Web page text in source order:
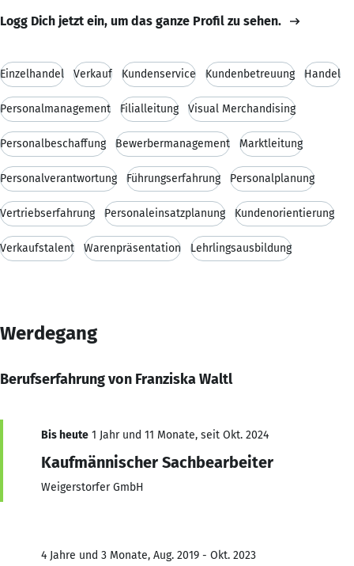
Logg Dich jetzt ein, um das ganze Profil zu sehen.
Einzelhandel Verkauf Kundenservice Kundenbetreuung Handel
Personalmanagement Filialleitung Visual Merchandising
Personalbeschaffung Bewerbermanagement Marktleitung
Personalverantwortung Führungserfahrung Personalplanung
Vertriebserfahrung Personaleinsatzplanung Kundenorientierung
Verkaufstalent Warenpräsentation Lehrlingsausbildung
Werdegang
Berufserfahrung von Franziska Waltl
Bis heute 1 Jahr und 11 Monate, seit Okt. 2024
Kaufmännischer Sachbearbeiter
Weigerstorfer GmbH
4 Jahre und 3 Monate, Aug. 2019 - Okt. 2023